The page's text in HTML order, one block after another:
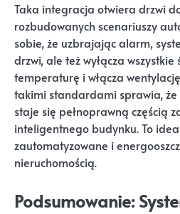
Taka integracja otwiera drzwi
rozbudowanych scenariuszy
sobie, że uzbrajając alarm,
drzwi, ale też wyłącza wszystkie
temperaturę i włącza
takimi standardami sprawia, że
staje się pełnoprawną częścią
inteligentnego budynku. To
zautomatyzowane i
nieruchomością.
Podsumowanie: